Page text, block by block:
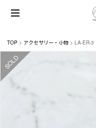
TOP アクセサリー・小物 LA-ER-3